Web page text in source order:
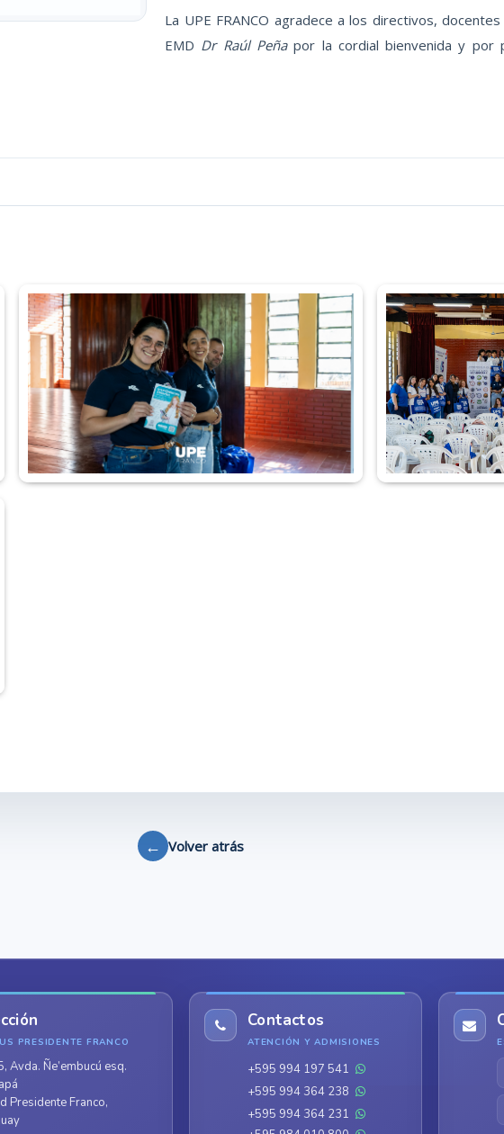
La UPE FRANCO agradece a los directivos,
EMD Dr Raúl Peñapor la cordial bienvenida y por
← Volver atrás
PRESIDENTE FRANCO
Avda. Ñe’embucú esq.
Presidente Franco,
Contactos
ATENCIÓN Y ADMISIONES
+595 994 197 541
+595 994 364 238
+595 994 364 231